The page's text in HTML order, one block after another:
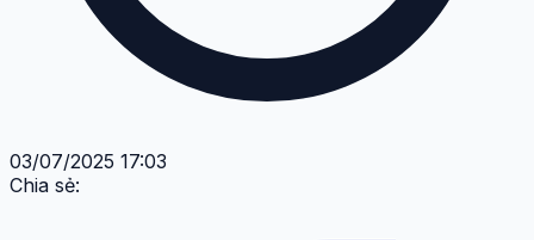
03/07/2025 17:03
Chia sẻ: